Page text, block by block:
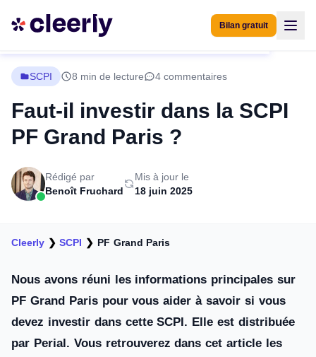
Bilan gratuit
SCPI 8 min de lecture 4 commentaires
Faut-il investir dans la SCPI
PF Grand Paris ?
Rédigé par
Benoît Fruchard
Mis à jour le
18 juin 2025
Cleerly ❯SCPI ❯ PF Grand Paris
Nous avons réuni les informations principales sur
PF Grand Paris pour vous aider à savoir si vous
devez investir dans cette SCPI. Elle est distribuée
par Perial. Vous retrouverez dans cet article les